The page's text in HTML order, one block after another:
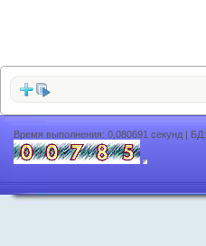
Время выполнения: 0,080691 секунд | БД: